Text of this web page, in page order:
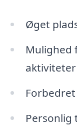
Øget
Mulighed
Personlig